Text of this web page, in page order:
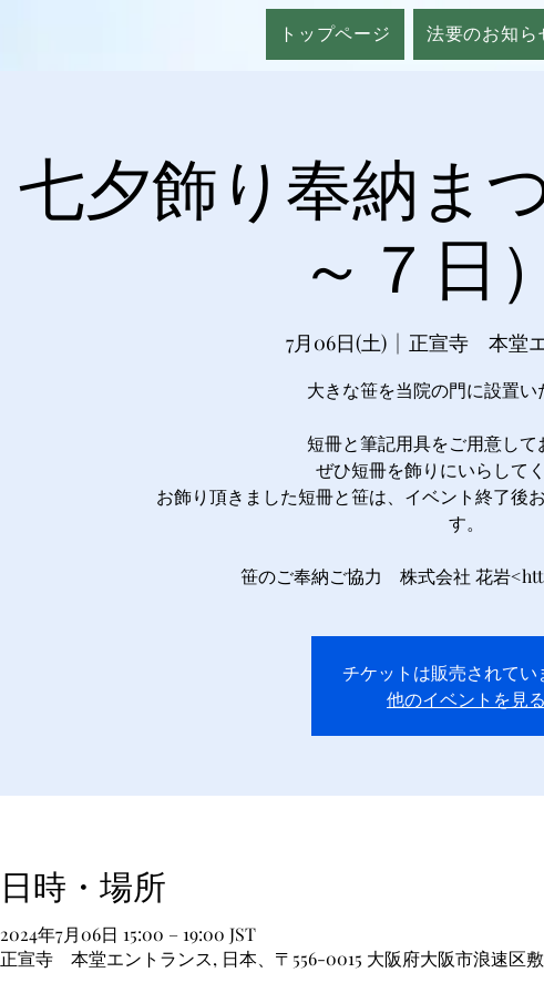
トップページ 法要のお知ら
七夕飾り奉納ま
～７日
7月06日(土)
  |
正宣寺 本堂
大きな笹を当院の門に設置い
短冊と筆記用具をご用意して
ぜひ短冊を飾りにいらしてく
お飾り頂きました短冊と笹は、イベント終了後
す。
笹のご奉納ご協力 株式会社 花岩
チケットは販売されてい
他のイベントを見る
日時・場所
2024年7月06日 15:00 – 19:00 JST
正宣寺 本堂エントランス, 日本、〒556-0015 大阪府大阪市浪速区